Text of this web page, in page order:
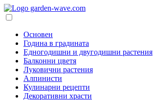
Основен
Година в градината
Едногодишни и двугодишни растения
Балконни цветя
Луковични растения
Алпинисти
Кулинарни рецепти
Декоративни храсти